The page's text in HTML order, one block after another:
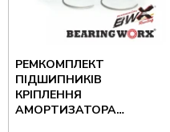
РЕМКОМПЛЕКТ
ПІДШИПНИКІВ
КРІПЛЕННЯ
АМОРТИЗАТОРА